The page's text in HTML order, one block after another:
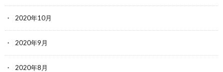
2020年10月
2020年9月
2020年8月